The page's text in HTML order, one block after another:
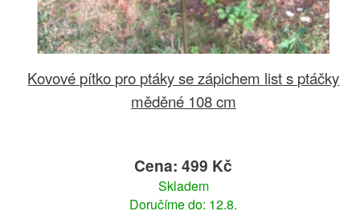
Kovové pítko pro ptáky se zápichem list s ptáčky
měděné 108 cm
Cena: 499 Kč
Skladem
Doručíme do: 12.8.